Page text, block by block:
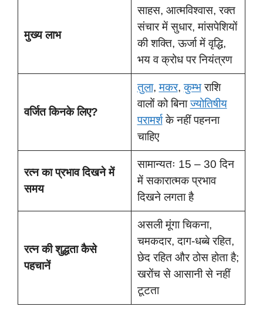
मुख्य लाभ
साहस, आत्मविश्वास, रक्त
संचार में सुधार, मांसपेशियों
की शक्ति, ऊर्जा में वृद्धि,
भय व क्रोध पर नियंत्रण
वर्जित किनके लिए?
तुला,मकर,कुम्भराशि
वालों को बिनाज्योतिषीय
परामर्शके नहीं पहनना
चाहिए
रत्न का प्रभाव दिखने में
समय
सामान्यतः 15 – 30 दिन
में सकारात्मक प्रभाव
दिखने लगता है
रत्न की शुद्धता कैसे
पहचानें
असली मूंगा चिकना,
चमकदार, दाग-धब्बे रहित,
छेद रहित और ठोस होता है;
खरोंच से आसानी से नहीं
टूटता